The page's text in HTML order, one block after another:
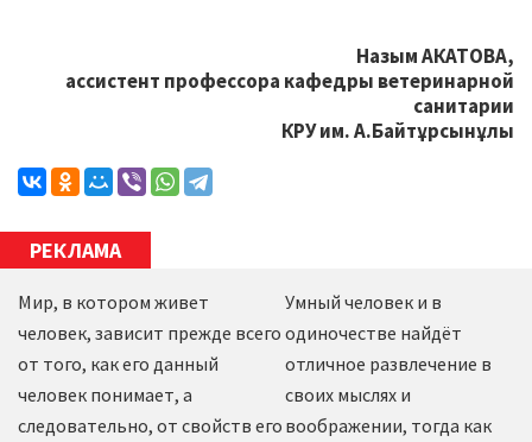
Назым АКАТОВА,
ассистент профессора кафедры ветеринарной
санитарии
КРУ им. А.Байтұрсынұлы
РЕКЛАМА
Мир, в котором живет
человек, зависит прежде всего
от того, как его данный
человек понимает, а
следовательно, от свойств его
Умный человек и в
одиночестве найдёт
отличное развлечение в
своих мыслях и
воображении, тогда как